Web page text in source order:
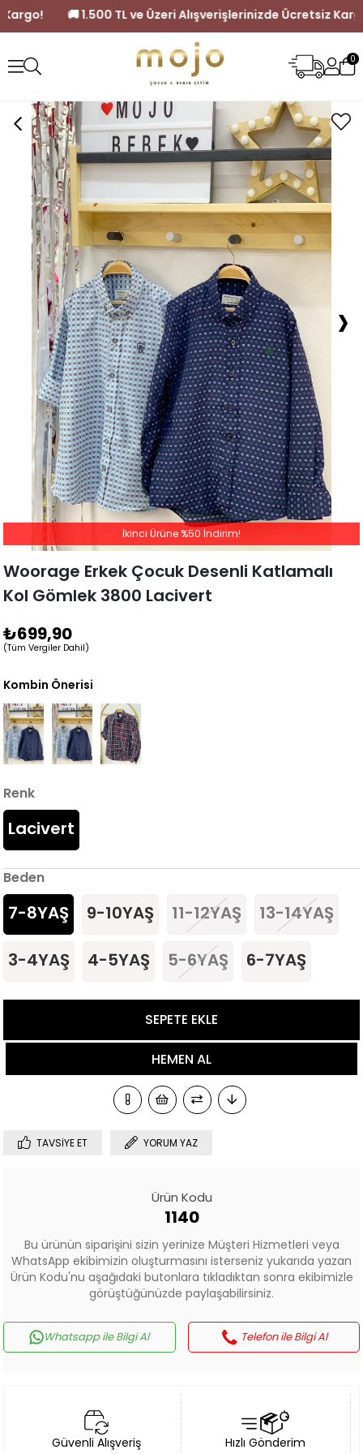
Kargo! 🚚 1.500 TL ve Üzeri Alışverişlerinizde
0
›
Woorage Erkek Çocuk Desenli Katlamalı
Kol Gömlek 3800 Lacivert
₺699,90
(Tüm Vergiler Dahil)
İkinci Ürüne %50 İndirim!
Kombin Önerisi
Renk
Lacivert
Beden
7-8YAŞ 9-10YAŞ 11-12YAŞ 13-14YAŞ
3-4YAŞ 4-5YAŞ 5-6YAŞ 6-7YAŞ
TAVSIYE ET YORUM YAZ
Ürün Kodu
1140
Bu ürünün siparişini sizin yerinize Müşteri Hizmetleri veya
WhatsApp ekibimizin oluşturmasını isterseniz yukarıda yazan
Ürün Kodu'nu aşağıdaki butonlara tıkladıktan sonra ekibimizle
görüştüğünüzde paylaşabilirsiniz.
Whatsapp ile Bilgi Al Telefon ile Bilgi Al
Güvenli Alışveriş Hızlı Gönderim